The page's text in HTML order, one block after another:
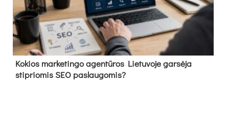
Kokios marketingo agentūros Lietuvoje garsėja
stipriomis SEO paslaugomis?